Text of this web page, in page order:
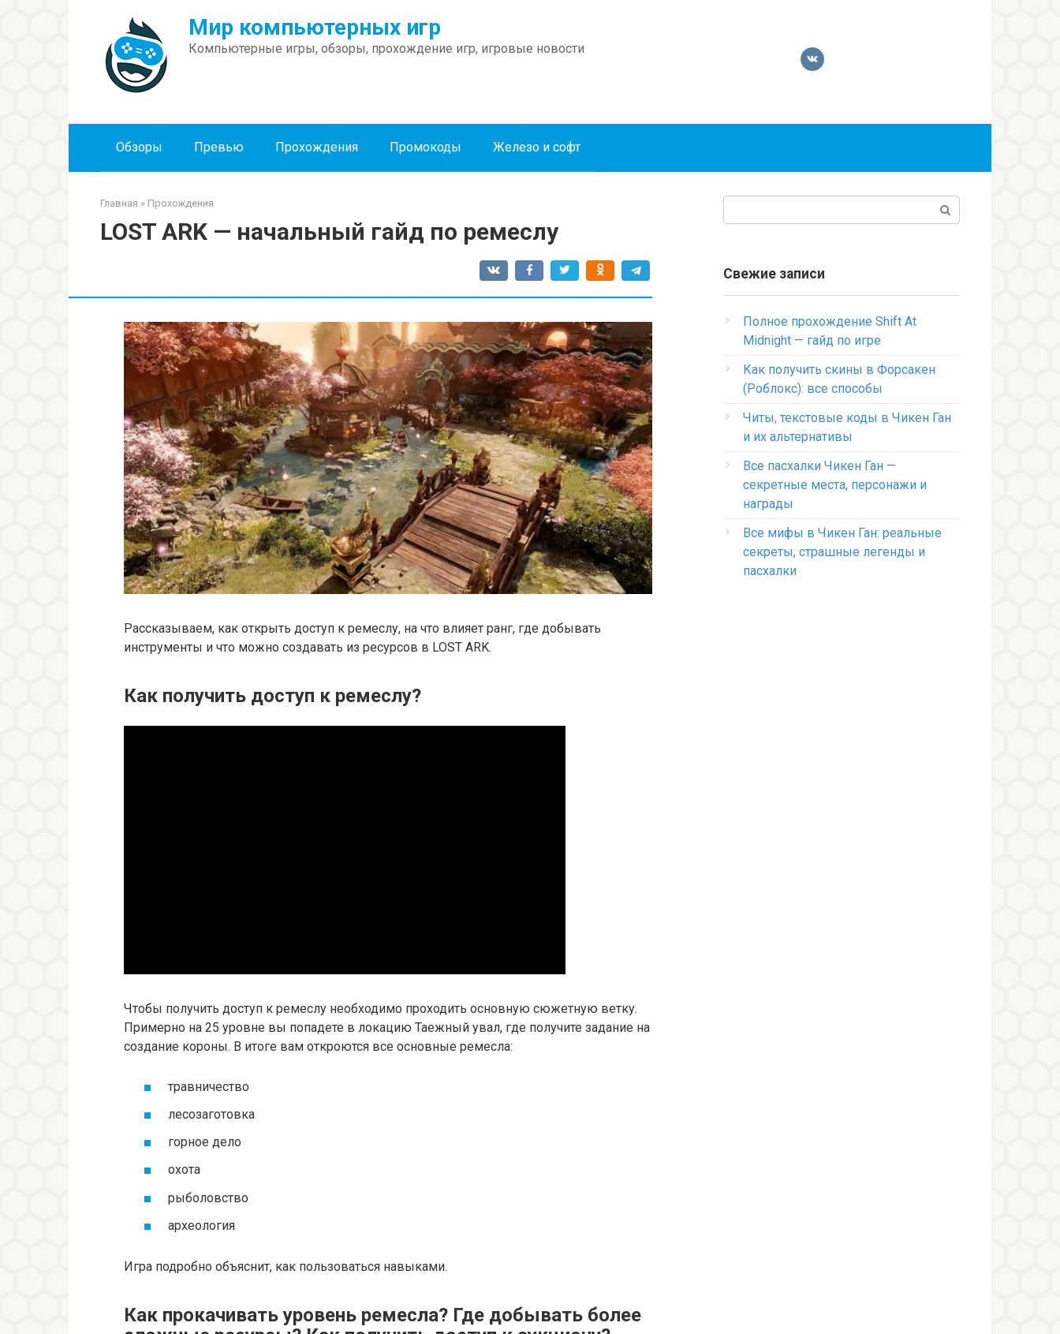
Мир компьютерных игр
Компьютерные игры, обзоры, прохождение игр, игровые новости
Обзоры Превью Прохождения Промокоды Железо и софт
Главная » Прохождения
LOST ARK — начальный гайд по ремеслу
Рассказываем, как открыть доступ к ремеслу, на что влияет ранг, где добывать
инструменты и что можно создавать из ресурсов в LOST ARK.
Как получить доступ к ремеслу?
Чтобы получить доступ к ремеслу необходимо проходить основную сюжетную ветку.
Примерно на 25 уровне вы попадете в локацию Таежный увал, где получите задание на
создание короны. В итоге вам откроются все основные ремесла:
травничество
лесозаготовка
горное дело
охота
рыболовство
археология
Игра подробно объяснит, как пользоваться навыками.
Как прокачивать уровень ремесла? Где добывать более
Свежие записи
Полное прохождение Shift At
Midnight — гайд по игре
Как получить скины в Форсакен
(Роблокс): все способы
Читы, текстовые коды в Чикен Ган
и их альтернативы
Все пасхалки Чикен Ган —
секретные места, персонажи и
награды
Все мифы в Чикен Ган: реальные
секреты, страшные легенды и
пасхалки